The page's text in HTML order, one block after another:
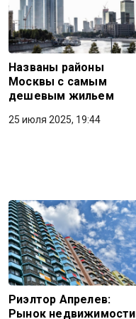
Названы районы
Москвы с самым
дешевым жильем
25 июля 2025, 19:44
Риэлтор Апрелев:
Рынок недвижимости